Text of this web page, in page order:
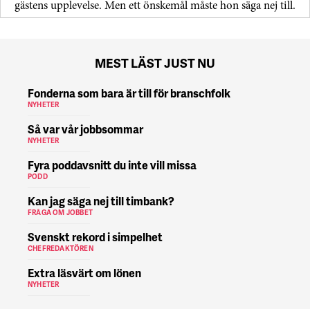
gästens upp­levelse. Men ett önskemål måste hon säga nej till.
MEST LÄST JUST NU
Fonderna som bara är till för branschfolk
NYHETER
Så var vår jobbsommar
NYHETER
Fyra poddavsnitt du inte vill missa
PODD
Kan jag säga nej till timbank?
FRÅGA OM JOBBET
Svenskt rekord i simpelhet
CHEFREDAKTÖREN
Extra läsvärt om lönen
NYHETER